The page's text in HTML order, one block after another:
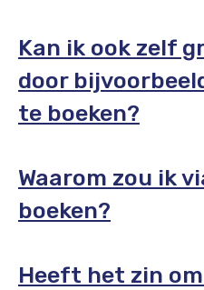
Kan ik ook zelf
door
te boeken?
Waarom zou ik
boeken?
Heeft het zin